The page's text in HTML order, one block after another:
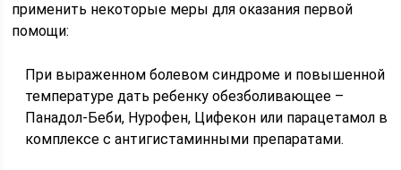
применить некоторые меры для оказания первой
помощи:
При выраженном болевом синдроме и повышенной
температуре дать ребенку обезболивающее –
Панадол-Беби, Нурофен, Цифекон или парацетамол в
комплексе с антигистаминными препаратами.